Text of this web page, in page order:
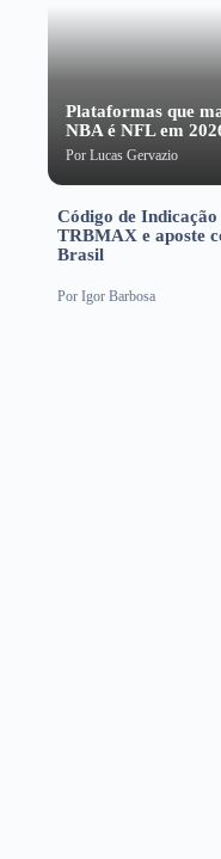
Plataformas que
NBA é NFL em
Por Lucas Gervazio
Código de
TRBMAX e aposte
Brasil
Por Igor Barbosa